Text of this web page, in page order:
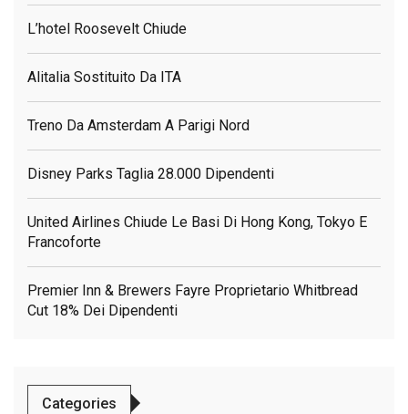
L’hotel Roosevelt Chiude
Alitalia Sostituito Da ITA
Treno Da Amsterdam A Parigi Nord
Disney Parks Taglia 28.000 Dipendenti
United Airlines Chiude Le Basi Di Hong Kong, Tokyo E
Francoforte
Premier Inn & Brewers Fayre Proprietario Whitbread
Cut 18% Dei Dipendenti
Categories